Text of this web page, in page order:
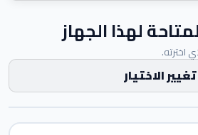
لهذا الجهاز
اخترته.
تغيير الاختيار